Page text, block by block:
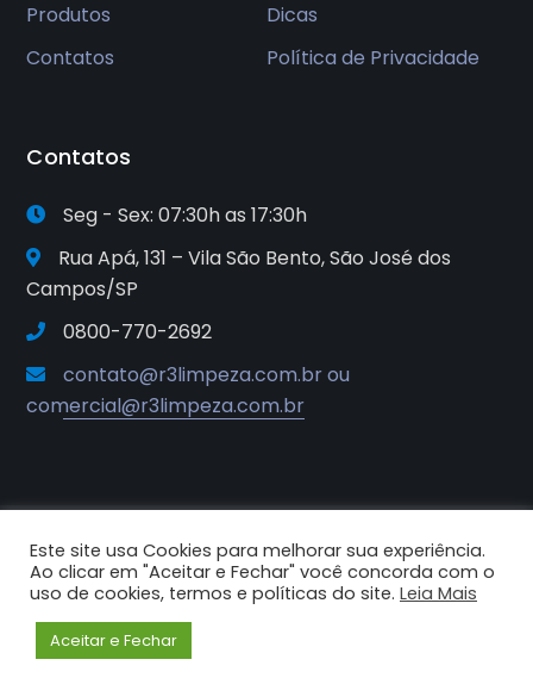
Produtos
Dicas
Contatos
Política de Privacidade
Contatos
Seg - Sex: 07:30h as 17:30h
Rua Apá, 131 – Vila São Bento, São José dos
Campos/SP
0800-770-2692
contato@r3limpeza.com.br ou
comercial@r3limpeza.com.br
2025© R3 Soluções e Sistemas de
Higiene e Limpeza. Todos os
direitos reservados.
Criado por Criative Comunicação
Este site usa Cookies para melhorar sua experiência.
Ao clicar em "Aceitar e Fechar" você concorda com o
uso de cookies, termos e políticas do site. Leia Mais
Aceitar e Fechar